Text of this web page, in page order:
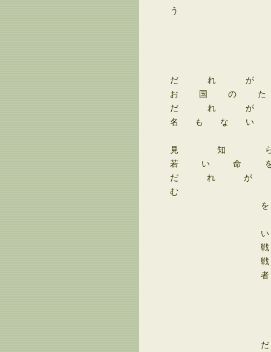
う
だれ
お国の
だれ
名もな
見知
若い
だれ